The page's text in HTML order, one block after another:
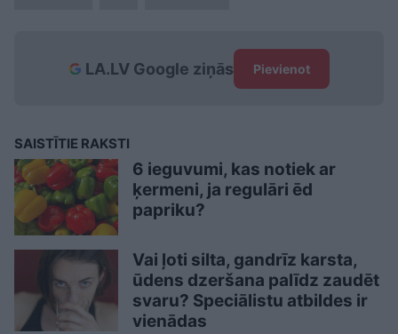
LA.LV Google ziņās Pievienot
SAISTĪTIE RAKSTI
6 ieguvumi, kas notiek ar
ķermeni, ja regulāri ēd
papriku?
Vai ļoti silta, gandrīz karsta,
ūdens dzeršana palīdz zaudēt
svaru? Speciālistu atbildes ir
vienādas